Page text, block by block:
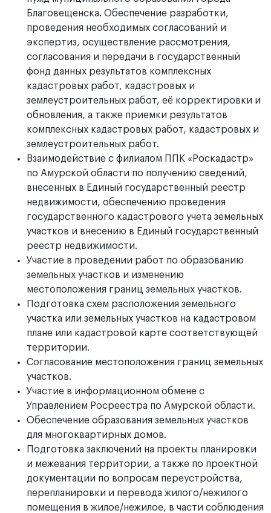
Благовещенска. Обеспечение разработки,
проведения необходимых согласований и
экспертиз, осуществление рассмотрения,
согласования и передачи в государственный
фонд данных результатов комплексных
кадастровых работ, кадастровых и
землеустроительных работ, её корректировки и
обновления, а также приемки результатов
комплексных кадастровых работ, кадастровых и
землеустроительных работ.
Взаимодействие с филиалом ППК «Роскадастр»
по Амурской области по получению сведений,
внесенных в Единый государственный реестр
недвижимости, обеспечению проведения
государственного кадастрового учета земельных
участков и внесению в Единый государственный
реестр недвижимости.
Участие в проведении работ по образованию
земельных участков и изменению
местоположения границ земельных участков.
Подготовка схем расположения земельного
участка или земельных участков на кадастровом
плане или кадастровой карте соответствующей
территории.
Согласование местоположения границ земельных
участков.
Участие в информационном обмене с
Управлением Росреестра по Амурской области.
Обеспечение образования земельных участков
для многоквартирных домов.
Подготовка заключений на проекты планировки
и межевания территории, а также по проектной
документации по вопросам переустройства,
перепланировки и перевода жилого/нежилого
помещения в жилое/нежилое, в части соблюдения